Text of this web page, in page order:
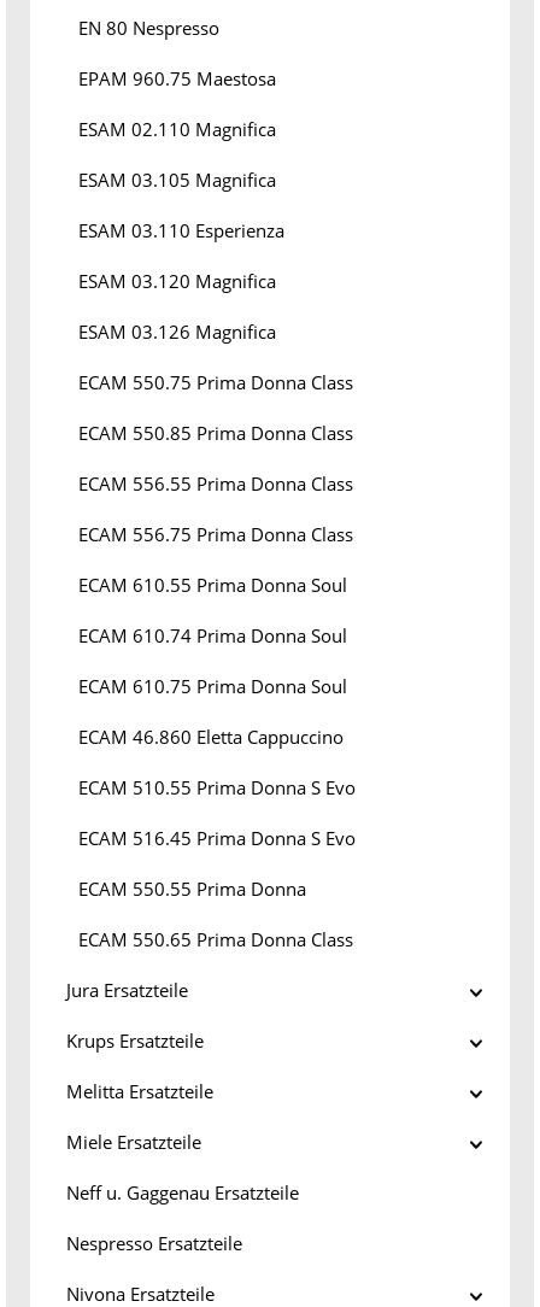
EN 80 Nespresso
EPAM 960.75 Maestosa
ESAM 02.110 Magnifica
ESAM 03.105 Magnifica
ESAM 03.110 Esperienza
ESAM 03.120 Magnifica
ESAM 03.126 Magnifica
ECAM 550.75 Prima Donna Class
ECAM 550.85 Prima Donna Class
ECAM 556.55 Prima Donna Class
ECAM 556.75 Prima Donna Class
ECAM 610.55 Prima Donna Soul
ECAM 610.74 Prima Donna Soul
ECAM 610.75 Prima Donna Soul
ECAM 46.860 Eletta Cappuccino
ECAM 510.55 Prima Donna S Evo
ECAM 516.45 Prima Donna S Evo
ECAM 550.55 Prima Donna
ECAM 550.65 Prima Donna Class
Jura Ersatzteile
Krups Ersatzteile
Melitta Ersatzteile
Miele Ersatzteile
Neff u. Gaggenau Ersatzteile
Nespresso Ersatzteile
Nivona Ersatzteile